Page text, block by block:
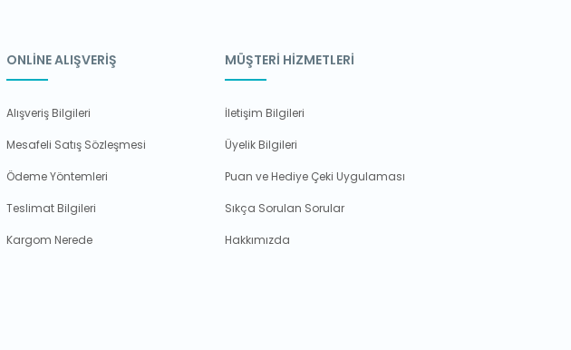
ONLİNE ALIŞVERİŞ
Alışveriş Bilgileri
Mesafeli Satış Sözleşmesi
Ödeme Yöntemleri
Teslimat Bilgileri
Kargom Nerede
MÜŞTERİ HİZMETLERİ
İletişim Bilgileri
Üyelik Bilgileri
Puan ve Hediye Çeki Uygulaması
Sıkça Sorulan Sorular
Hakkımızda